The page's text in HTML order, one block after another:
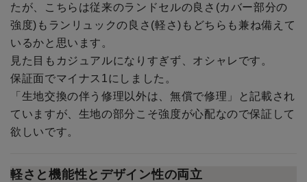
たが、こちらは従来のランドセルの良さ(カバー部分の
強度)もランリュックの良さ(軽さ)もどちらも兼ね備えて
いるかと思います。
見た目もカジュアルになりすぎず、オシャレです。
保証面でマイナス1にしました。
「生地交換の伴う修理以外は、無償で修理」と記載され
ていますが、生地の部分こそ強度が心配なので保証して
欲しいです。
軽さと機能性とデザイン性の両立